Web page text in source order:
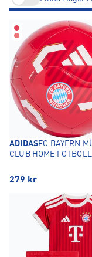
ADIDASFC BAYERN
CLUB HOME FOTBOLL
279 kr